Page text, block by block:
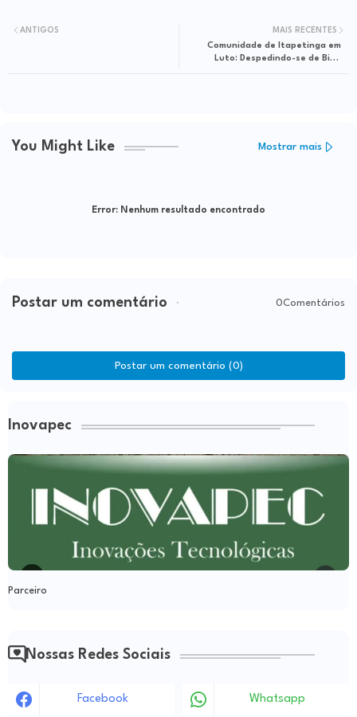
MAIS RECENTES
Comunidade de Itapetinga em
Luto: Despedindo-se de Bida
ANTIGOS
You Might Like Mostrar mais
Error: Nenhum resultado encontrado
Postar um comentário 0Comentários
Postar um comentário (0)
Inovapec
Parceiro
Nossas Redes Sociais
Facebook Whatsapp